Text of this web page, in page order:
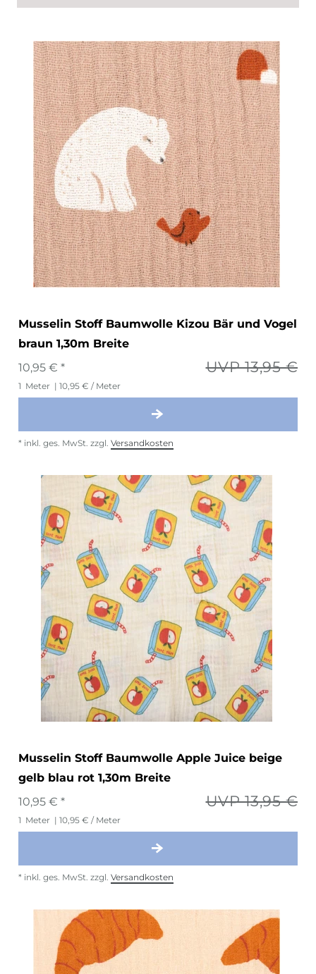
Musselin Stoff Baumwolle Kizou Bär und Vogel
braun 1,30m Breite
UVP 13,95 €
10,95 € *
1 Meter | 10,95 € / Meter
* inkl. ges. MwSt. zzgl. Versandkosten
Musselin Stoff Baumwolle Apple Juice beige
gelb blau rot 1,30m Breite
UVP 13,95 €
10,95 € *
1 Meter | 10,95 € / Meter
* inkl. ges. MwSt. zzgl. Versandkosten